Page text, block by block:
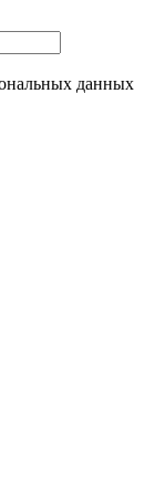
данных